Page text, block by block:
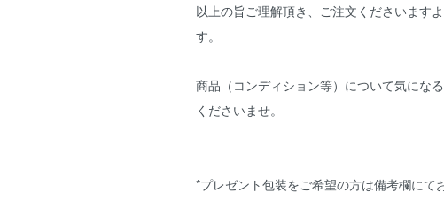
以上の旨ご理解頂き、ご注文くださいます
す。
商品（コンディション等）について気にな
くださいませ。
*プレゼント包装をご希望の方は備考欄にて